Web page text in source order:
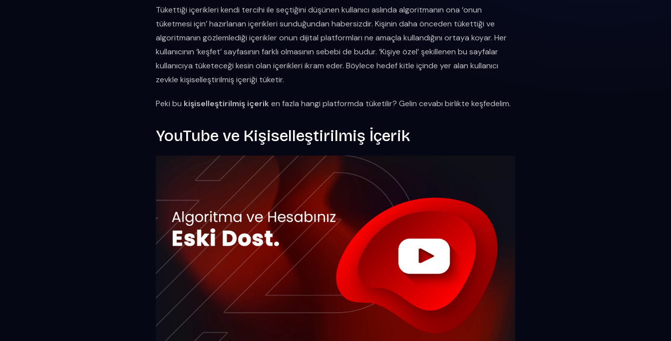
Tükettiği içerikleri kendi tercihi ile seçtiğini düşünen kullanıcı aslında algoritmanın ona ‘onun
tüketmesi için’ hazırlanan içerikleri sunduğundan habersizdir. Kişinin daha önceden tükettiği ve
algoritmanın gözlemlediği içerikler onun dijital platformları ne amaçla kullandığını ortaya koyar. Her
kullanıcının ‘keşfet’ sayfasının farklı olmasının sebebi de budur. ‘Kişiye özel’ şekillenen bu sayfalar
kullanıcıya tüketeceği kesin olan içerikleri ikram eder. Böylece hedef kitle içinde yer alan kullanıcı
zevkle kişiselleştirilmiş içeriği tüketir.
Peki bu kişiselleştirilmiş içeriken fazla hangi platformda tüketilir? Gelin cevabı birlikte keşfedelim.
YouTube ve Kişiselleştirilmiş İçerik